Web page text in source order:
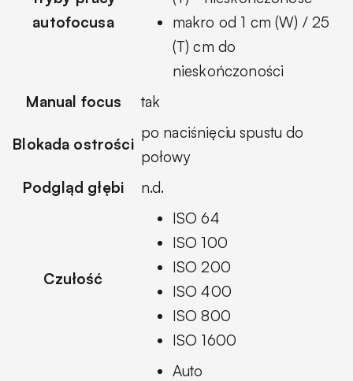
autofocusa
makro od 1 cm (W) / 25
(T) cm do
nieskończoności
Manual focus
tak
Blokada ostrości
po naciśnięciu spustu do
połowy
Podgląd głębi
n.d.
Czułość
ISO 64
ISO 100
ISO 200
ISO 400
ISO 800
ISO 1600
Auto